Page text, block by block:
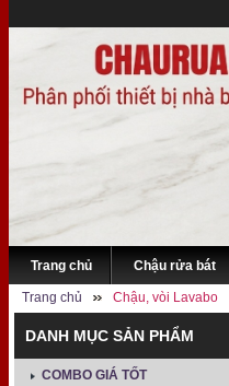
Trang chủ Chậu rửa bát
Trang chủ Chậu, vòi Lavabo
DANH MỤC SẢN PHẨM
COMBO GIÁ TỐT